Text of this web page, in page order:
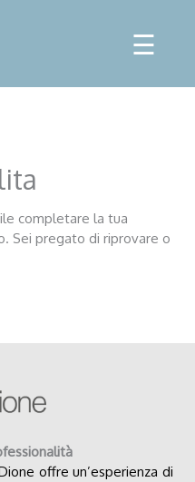
☰
completare la tua
Sei pregato di riprovare o
offre un’esperienza di